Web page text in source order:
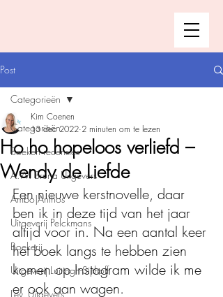
Post
Categorieën
Boeken recensies
A.W. Bruna Uitgevers
Ambo|Anthos
Uitgeverij Pelckmans
Boekerij
Uitgeverij Luitingh-Sijthoff
Lev. Uitgevers
Categorieën
Ho ho hopeloos verliefd –
Wendy de Liefde
Kim Coenen
13 dec 2022 2 minuten om te lezen
Een nieuwe kerstnovelle, daar
ben ik in deze tijd van het jaar
altijd voor in. Na een aantal keer
het boek langs te hebben zien
komen op Instagram wilde ik me
er ook aan wagen.